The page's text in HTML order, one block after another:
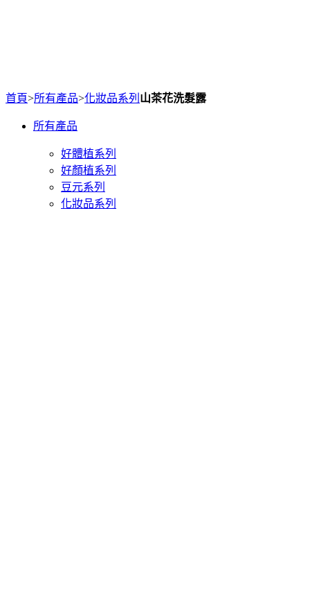
首頁>所有產品>化妝品系列 山茶花洗髮露
所有產品
好體植系列
好顏植系列
豆元系列
化妝品系列